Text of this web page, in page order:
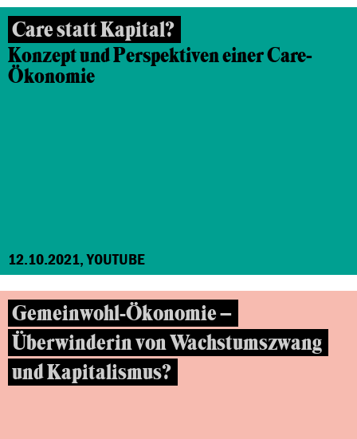
Care statt Kapital?
Konzept und Perspektiven einer Care-
Ökonomie
12.10.2021, YOUTUBE
Gemeinwohl-Ökonomie –
Überwinderin von Wachstumszwang
und Kapitalismus?